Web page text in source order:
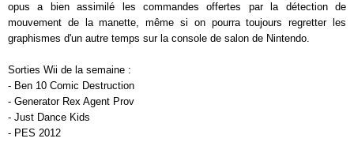
opus a bien assimilé les commandes offertes par la détection de
mouvement de la manette, même si on pourra toujours regretter les
graphismes d'un autre temps sur la console de salon de Nintendo.
Sorties Wii de la semaine :
- Ben 10 Comic Destruction
- Generator Rex Agent Prov
- Just Dance Kids
- PES 2012